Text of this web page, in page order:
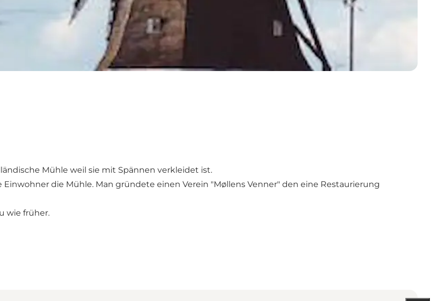
Mühle weil sie mit Spännen verkleidet ist.
die Mühle. Man gründete einen Verein "Møllens Venner" den eine Restaurierung
wie früher.